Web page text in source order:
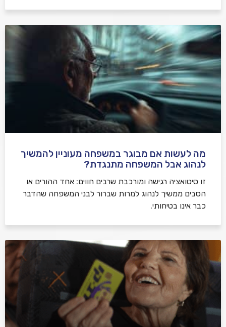
מה לעשות אם מבוגר במשפחה מעוניין להמשיך
לנהוג אבל המשפחה מתנגדת?
זו סיטואציה רגישה ומורכבת שרבים חווים: אחד ההורים או
הסבים ממשיך לנהוג למרות שברור לבני המשפחה שהדבר
כבר אינו בטיחותי.